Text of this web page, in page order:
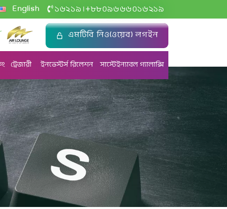
English ১৬২১৯ +৮৮০৯৬৬৬০১৬২১৯
এমটিবি নিও(ওয়েব) লগইন
ট্রেজারী ইনভেস্টর্স রিলেশন সাস্টেইন্যাবল গ্যালাক্সি